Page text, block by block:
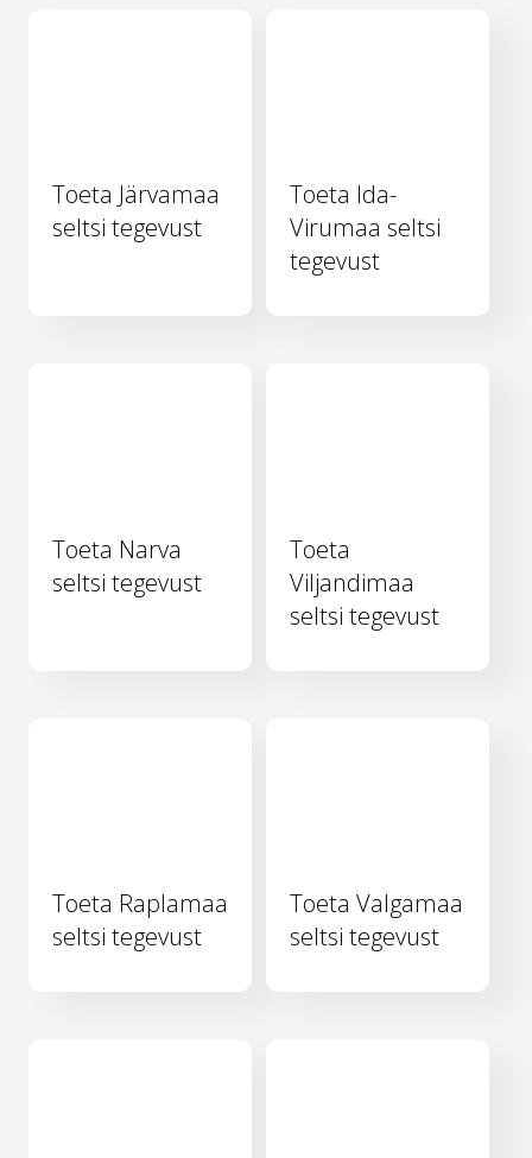
Toeta Järvamaa
seltsi tegevust
Toeta Ida-
Virumaa seltsi
tegevust
Toeta Narva
seltsi tegevust
Toeta
Viljandimaa
seltsi tegevust
Toeta Raplamaa
seltsi tegevust
Toeta Valgamaa
seltsi tegevust